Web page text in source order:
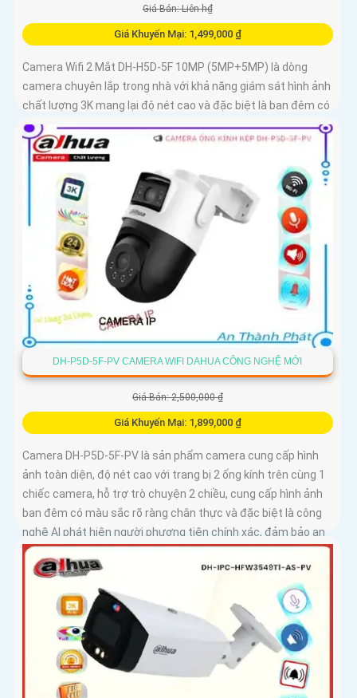
Giá Bán: Liên h₫
Giá Khuyến Mại: 1,499,000 ₫
Camera Wifi 2 Mắt DH-H5D-5F 10MP (5MP+5MP) là dòng
camera chuyên lắp trong nhà với khả năng giám sát hình ảnh
chất lượng 3K mang lại độ nét cao và đặc biệt là ban đêm có
màu sắc chân thực. Camera wifi DH-H5D-5F còn giúp đảm
bảo an ninh hiệu quả với tính năng phát hiện người và thú
cưng với độ chính xác cao
DH-P5D-5F-PV CAMERA WIFI DAHUA CÔNG NGHỆ MỚI
Giá Bán: 2,500,000 ₫
Giá Khuyến Mại: 1,899,000 ₫
Camera DH-P5D-5F-PV là sản phẩm camera cung cấp hình
ảnh toàn diện, độ nét cao với trang bị 2 ống kính trên cùng 1
chiếc camera, hỗ trợ trò chuyện 2 chiều, cung cấp hình ảnh
ban đêm có màu sắc rõ ràng chân thực và đặc biệt là công
nghệ AI phát hiện người phương tiện chính xác, đảm bảo an
ninh hiệu quảDòng camera quan sát DH-P5D-5F-PV với chức
năng đàm thoại 2 chiều và khả năng theo dõi chuyển động
trả nghiệm tốt. Sản phẩm không dây, tiện lợi trong lắp đặt và
sử dụng